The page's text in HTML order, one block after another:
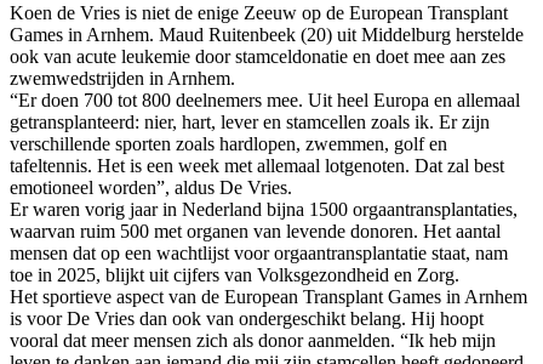
Koen de Vries is niet de enige Zeeuw op de European Transplant
Games in Arnhem. Maud Ruitenbeek (20) uit Middelburg herstelde
ook van acute leukemie door stamceldonatie en doet mee aan zes
zwemwedstrijden in Arnhem.
“Er doen 700 tot 800 deelnemers mee. Uit heel Europa en allemaal
getransplanteerd: nier, hart, lever en stamcellen zoals ik. Er zijn
verschillende sporten zoals hardlopen, zwemmen, golf en
tafeltennis. Het is een week met allemaal lotgenoten. Dat zal best
emotioneel worden”, aldus De Vries.
Er waren vorig jaar in Nederland bijna 1500 orgaantransplantaties,
waarvan ruim 500 met organen van levende donoren. Het aantal
mensen dat op een wachtlijst voor orgaantransplantatie staat, nam
toe in 2025, blijkt uit cijfers van Volksgezondheid en Zorg.
Het sportieve aspect van de European Transplant Games in Arnhem
is voor De Vries dan ook van ondergeschikt belang. Hij hoopt
vooral dat meer mensen zich als donor aanmelden. “Ik heb mijn